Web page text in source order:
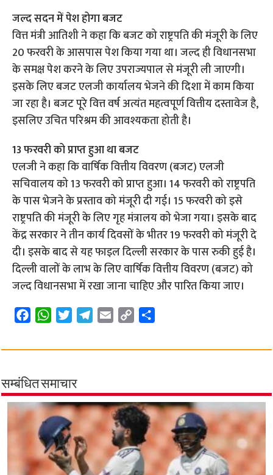
जल्द सदन में पेश होगा बजट
वित्त मंत्री आतिशी ने कहा कि बजट को राष्ट्रपति की मंजूरी के लिए
20 फरवरी के आसपास पेश किया गया था। जल्द ही विधानसभा
के समक्ष पेश करने के लिए उपराज्यपाल से मंजूरी ली जाएगी।
इसके लिए बजट एलजी कार्यालय भेजने की दिशा में काम किया
जा रहा है। बजट पूरे वित्त वर्ष अत्यंत महत्वपूर्ण वित्तीय दस्तावेज है,
इसलिए उचित परिश्रम की आवश्यकता होती है।
13 फरवरी को प्राप्त हुआ था बजट
एलजी ने कहा कि वार्षिक वित्तीय विवरण (बजट) एलजी
सचिवालय को 13 फरवरी को प्राप्त हुआ। 14 फरवरी को राष्ट्रपति
के पास भेजने के प्रस्ताव को मंजूरी दी गई। 15 फरवरी को इसे
राष्ट्रपति की मंजूरी के लिए गृह मंत्रालय को भेजा गया। इसके बाद
केंद्र सरकार ने तीन कार्य दिवसों के भीतर 19 फरवरी को मंजूरी दे
दी। इसके बाद से यह फाइल दिल्ली सरकार के पास रुकी हुई है।
दिल्ली वालों के लाभ के लिए वार्षिक वित्तीय विवरण (बजट) को
जल्द विधानसभा में रखा जाना चाहिए और पारित किया जाए।
c
b
o
o
W
a
s
A
p
p
i
t
e
r
l
r
a
m
a
p
i
n
k
a
सम्बंधित समाचार